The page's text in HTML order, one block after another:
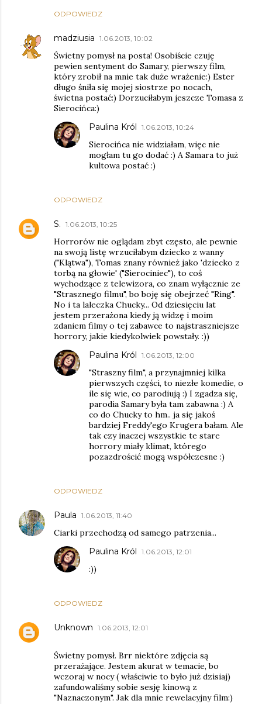
ODPOWIEDZ
madziusia 1.06.2013, 10:02
Świetny pomysł na posta! Osobiście czuję
pewien sentyment do Samary, pierwszy film,
który zrobił na mnie tak duże wrażenie:) Ester
długo śniła się mojej siostrze po nocach,
świetna postać:) Dorzuciłabym jeszcze Tomasa z
Sierocińca:)
ODPOWIEDZ
Paulina Król 1.06.2013, 10:24
Sierocińca nie widziałam, więc nie
mogłam tu go dodać :) A Samara to już
kultowa postać :)
S. 1.06.2013, 10:25
Horrorów nie oglądam zbyt często, ale pewnie
na swoją listę wrzuciłabym dziecko z wanny
("Klątwa"), Tomas znany również jako 'dziecko z
torbą na głowie' ("Sierociniec"), to coś
wychodzące z telewizora, co znam wyłącznie ze
"Strasznego filmu", bo boję się obejrzeć "Ring".
No i ta laleczka Chucky... Od dziesięciu lat
jestem przerażona kiedy ją widzę i moim
zdaniem filmy o tej zabawce to najstraszniejsze
horrory, jakie kiedykolwiek powstały. :))
ODPOWIEDZ
Paulina Król 1.06.2013, 12:00
"Straszny film", a przynajmniej kilka
pierwszych części, to niezłe komedie, o
ile się wie, co parodiują :) I zgadza się,
parodia Samary była tam zabawna :) A
co do Chucky to hm.. ja się jakoś
bardziej Freddy'ego Krugera bałam. Ale
tak czy inaczej wszystkie te stare
horrory miały klimat, którego
pozazdrościć mogą współczesne :)
Paula 1.06.2013, 11:40
Ciarki przechodzą od samego patrzenia...
ODPOWIEDZ
Paulina Król 1.06.2013, 12:01
:))
Unknown 1.06.2013, 12:01
Świetny pomysł. Brr niektóre zdjęcia są
przerażające. Jestem akurat w temacie, bo
wczoraj w nocy ( właściwie to było już dzisiaj)
zafundowaliśmy sobie sesję kinową z
"Naznaczonym". Jak dla mnie rewelacyjny film:)